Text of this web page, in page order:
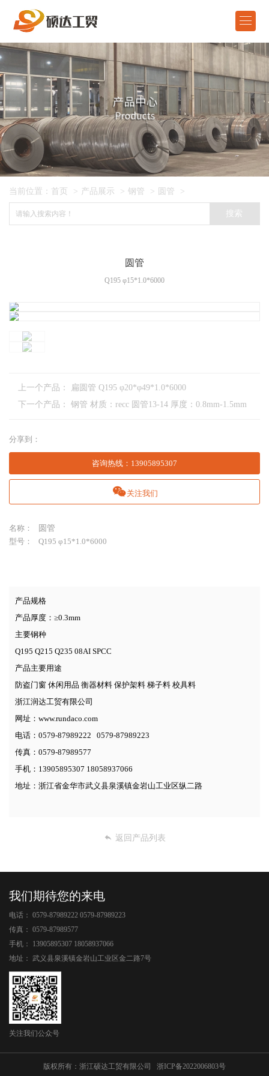
产品展示
关于我们
新闻资讯
在线留言
联系我们

当前位置： 首页 > 产品展示 > 钢管 > 圆管 >
搜索
圆管
Q195 φ15*1.0*6000
上一个产品：
扁圆管 Q195 φ20*φ49*1.0*6000
下一个产品： 钢管 材质：recc 圆管13-14 厚度：0.8mm-1.5mm
分享到：
咨询热线 ： 13905895307
关注我们
名称：
圆管
型号：
Q195 φ15*1.0*6000
产品规格
产品厚度：≥0.3mm
主要钢种
Q195 Q215 Q235 08AI SPCC
产品主要用途
防盗门窗 休闲用品 衡器材料 保护架料 梯子料 校具料
浙江润达工贸有限公司
网址：www.rundaco.com
电话：0579-87989222 0579-87989223
传真：0579-87989577
手机：13905895307 18058937066
地址：浙江省金华市武义县泉溪镇金岩山工业区纵二路
返回产品列表
我们期待您的来电
电话： 0579-87989222 0579-87989223
传真： 0579-87989577
手机：
13905895307 18058937066
地址： 武义县泉溪镇金岩山工业区金二路7号
关注我们公众号
版权所有：浙江硕达工贸有限公司 浙ICP备2022006803号